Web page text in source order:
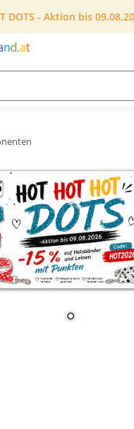
DOTS - Aktion bis